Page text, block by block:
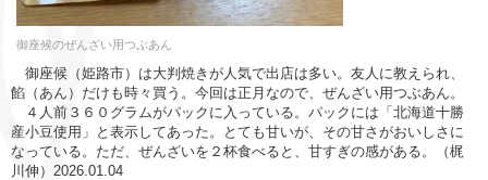
御座候のぜんざい用つぶあん
御座候（姫路市）は大判焼きが人気で出店は多い。友人に教えられ、
餡（あん）だけも時々買う。今回は正月なので、ぜんざい用つぶあん。
４人前３６０グラムがパックに入っている。パックには「北海道十勝
産小豆使用」と表示してあった。とても甘いが、その甘さがおいしさに
なっている。ただ、ぜんざいを２杯食べると、甘すぎの感がある。（梶
川伸）2026.01.04